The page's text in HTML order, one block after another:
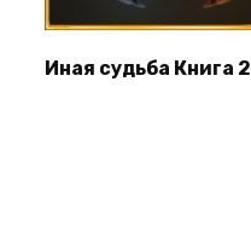
Иная судьба Книга 2